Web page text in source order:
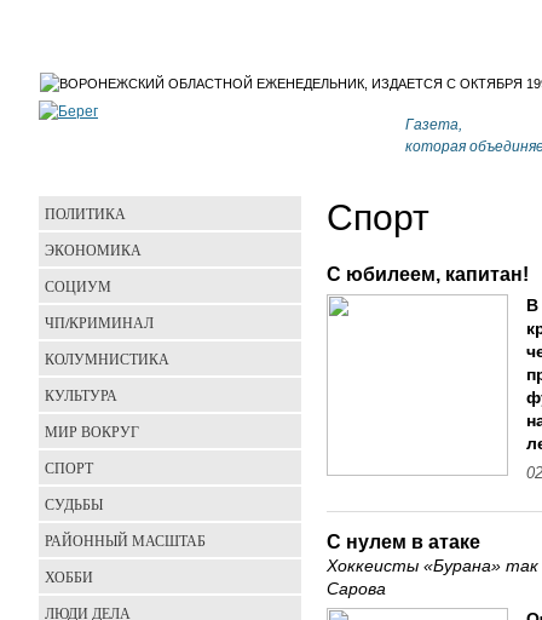
Газета,
которая
Спорт
С юбилеем, капитан!
С нулем в атаке
Хоккеисты «Бурана»
Сарова
ПОЛИТИКА
ЭКОНОМИКА
СОЦИУМ
ЧП/КРИМИНАЛ
КОЛУМНИСТИКА
КУЛЬТУРА
МИР ВОКРУГ
СПОРТ
СУДЬБЫ
РАЙОННЫЙ МАСШТАБ
ХОББИ
ЛЮДИ ДЕЛА